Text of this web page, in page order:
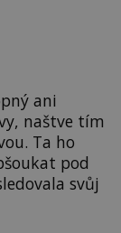
ani
naštve tím
Ta ho
pod
svůj